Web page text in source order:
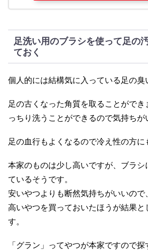
足洗い用のブラシを使って足の
ておく
個人的には結構気に入っている足の臭
足の古くなった角質を取ることができ
っちり洗うことができるので気持ちが
足の血行もよくなるので冷え性の方に
本家のものは少し高いですが、ブラシ
ているそうです。
安いやつよりも断然気持ちがいいので
高いやつを買っておいたほうが結果と
す。
「グラン」ってやつが本家ですので